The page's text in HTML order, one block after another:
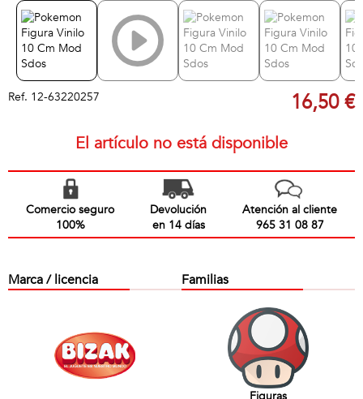
Ref. 12-63220257 16,50 €
El artículo no está disponible
Comercio seguro
100%
Devolución
en 14 días
Atención al cliente
965 31 08 87
Marca / licencia Familias
Figuras